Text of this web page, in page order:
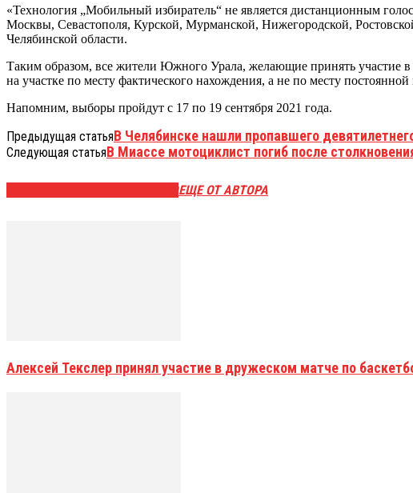
«Технология „Мобильный избиратель“ не является дистанционным
Москвы, Севастополя, Курской, Мурманской, Нижегородской,
Челябинской области.
Таким образом, все жители Южного Урала, желающие принять участие
на участке по месту фактического нахождения, а не по месту
Напомним, выборы пройдут с 17 по 19 сентября 2021 года.
Предыдущая статьяВ Челябинске нашли пропавшего
Следующая статьяВ Миассе мотоциклист погиб после
ЕЩЕ ОТ АВТОРА
Алексей Текслер принял участие в дружеском матче по